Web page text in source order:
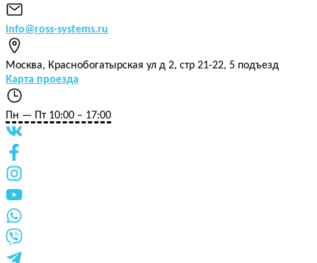
info@ross-systems.ru
Москва, Краснобогатырская ул д 2, стр 21-22, 5 подъезд
Карта проезда
Пн — Пт 10:00 – 17:00